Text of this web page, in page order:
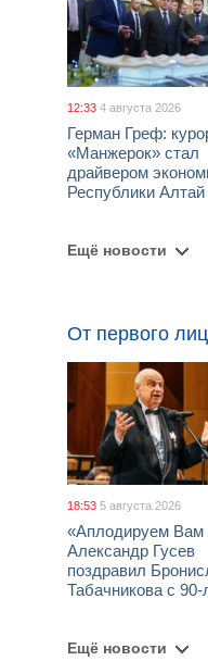
12:33 4 августа 2026
Герман Греф:
«Манжерок» стал
драйвером
Республики Алтай
Ещё новости
От первого
18:53 5 августа 2026
«Аплодируем Вам
Александр Гусев
поздравил
Табачникова с
Ещё новости